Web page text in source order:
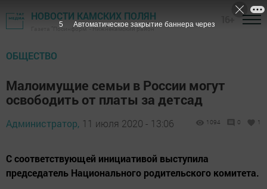
НОВОСТИ КАМСКИХ ПОЛЯН
Газета "Посинформ" - Нижнекамский район
ОБЩЕСТВО
Малоимущие семьи в России могут
освободить от платы за детсад
Администратор, 11 июля 2020 - 13:06 1094 0 1
С соответствующей инициативой выступила
председатель Национального родительского комитета.
4 Автоматическое закрытие баннера через